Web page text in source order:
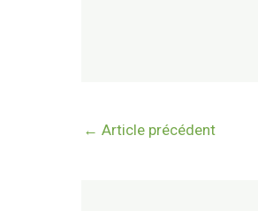
← Article précédent